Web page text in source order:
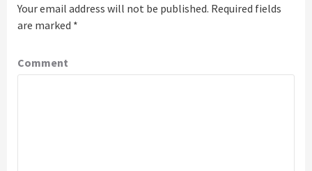
Your email address will not be published. Required fields
are marked *
Comment